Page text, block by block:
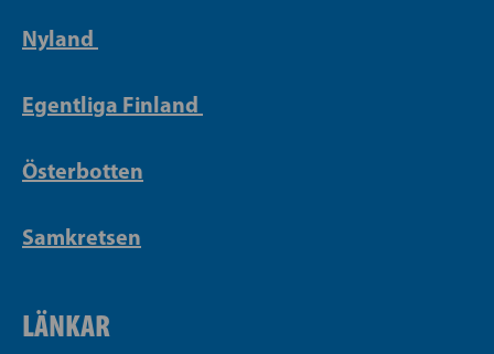
Nyland
Egentliga Finland
Österbotten
Samkretsen
LÄNKAR